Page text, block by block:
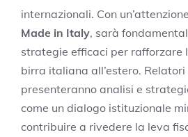
internazionali. Con
Made in Italy, sarà
strategie efficaci per rafforzare
birra italiana all’estero.
presenteranno analisi e
come un dialogo istituzionale
contribuire a rivedere la leva